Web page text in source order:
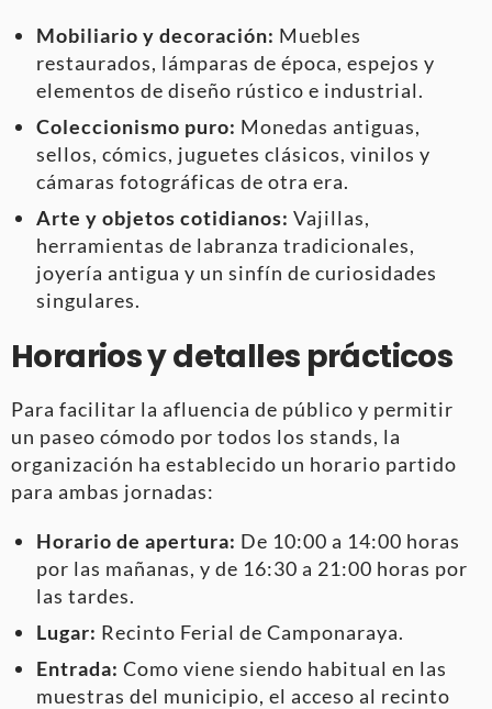
Mobiliario y decoración: Muebles
restaurados, lámparas de época, espejos y
elementos de diseño rústico e industrial.
Coleccionismo puro: Monedas antiguas,
sellos, cómics, juguetes clásicos, vinilos y
cámaras fotográficas de otra era.
Arte y objetos cotidianos: Vajillas,
herramientas de labranza tradicionales,
joyería antigua y un sinfín de curiosidades
singulares.
Horarios y detalles prácticos
Para facilitar la afluencia de público y permitir
un paseo cómodo por todos los stands, la
organización ha establecido un horario partido
para ambas jornadas:
Horario de apertura: De 10:00 a 14:00 horas
por las mañanas, y de 16:30 a 21:00 horas por
las tardes.
Lugar: Recinto Ferial de Camponaraya.
Entrada: Como viene siendo habitual en las
muestras del municipio, el acceso al recinto